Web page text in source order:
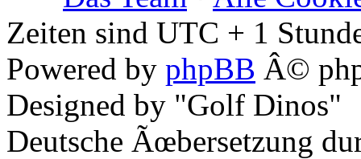
Zeiten sind UTC + 1
Powered by phpBB Â©
Designed by "Golf Dinos"
Deutsche Ãœbersetzung